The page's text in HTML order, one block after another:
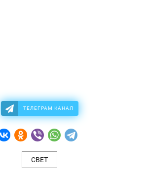
ТЕЛЕГРАМ КАНАЛ
СВЕТ